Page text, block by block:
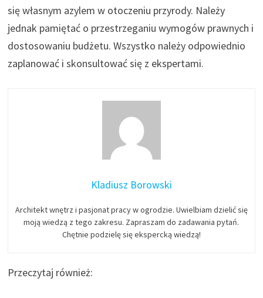
się własnym azylem w otoczeniu przyrody. Należy
jednak pamiętać o przestrzeganiu wymogów prawnych i
dostosowaniu budżetu. Wszystko należy odpowiednio
zaplanować i skonsultować się z ekspertami.
Kladiusz Borowski
Architekt wnętrz i pasjonat pracy w ogrodzie. Uwielbiam dzielić się
moją wiedzą z tego zakresu. Zapraszam do zadawania pytań.
Chętnie podzielę się ekspercką wiedzą!
Przeczytaj również: